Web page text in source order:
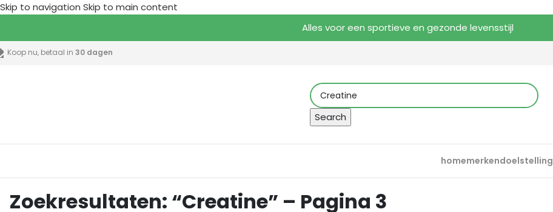
Skip to navigation Skip to main content
Alles voor een sportieve en gezonde levensstijl
Koop nu, betaal in 30 dagen
Search
homemerkendoelstelling
Zoekresultaten: “Creatine” – Pagina 3